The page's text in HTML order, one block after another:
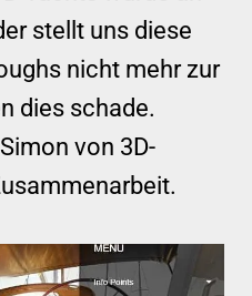
stellt uns diese
nicht mehr zur
dies schade.
von 3D-